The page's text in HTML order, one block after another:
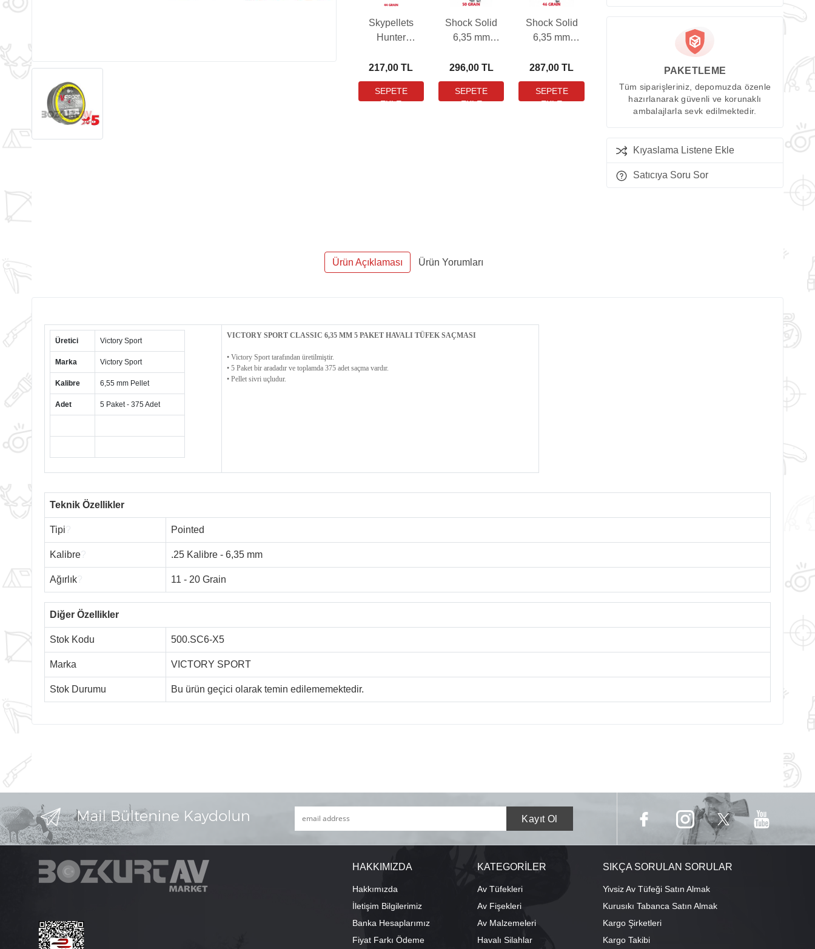
Skypellets
Hunter
mm Havalı
Tüfek Saçması
(44 Grain - 110
217,00 TL
Shock Solid
6,35 mm
Saçması (50
Grain - 100
Adet)
296,00 TL
Shock Solid
6,35 mm
Saçması (46
Grain - 100
Adet)
287,00 TL PAKETLEME
Tüm siparişleriniz, depomuzda özenle
hazırlanarak güvenli ve korunaklı
ambalajlarla sevk edilmektedir.
Kıyaslama Listene Ekle
Satıcıya Soru Sor
Ürün Açıklaması Ürün Yorumları
Üretici Victory Sport
Marka Victory Sport
Kalibre 6,55 mm Pellet
Adet 5 Paket - 375 Adet
VICTORY SPORT CLASSIC 6,35 MM 5 PAKET HAVALI TÜFEK SAÇMASI
• Victory Sport tarafından üretilmiştir.
• 5 Paket bir aradadır ve toplamda 375 adet saçma vardır.
• Pellet sivri uçludur.
Teknik Özellikler
Tipi Pointed
Kalibre .25 Kalibre - 6,35 mm
Ağırlık 11 - 20 Grain
Diğer Özellikler
Stok Kodu 500.SC6-X5
Marka VICTORY SPORT
Stok Durumu Bu ürün geçici olarak temin edilememektedir.
HAKKIMIZDA
Hakkımızda
İletişim Bilgilerimiz
Banka Hesaplarımız
Fiyat Farkı Ödeme
KATEGORİLER
Av Tüfekleri
Av Fişekleri
Av Malzemeleri
Havalı Silahlar
SIKÇA SORULAN SORULAR
Yivsiz Av Tüfeği Satın Almak
Kurusıkı Tabanca Satın Almak
Kargo Şirketleri
Kargo Takibi